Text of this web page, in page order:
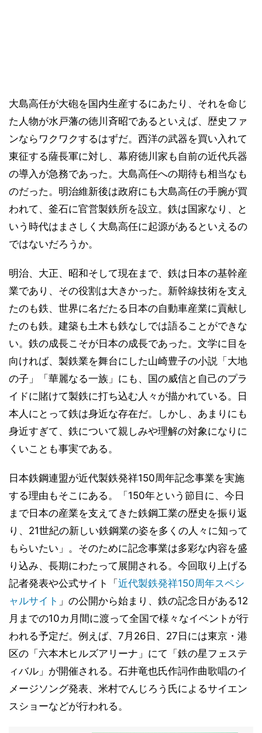
大島高任が大砲を国内生産するにあたり、それを命じ
た人物が水戸藩の徳川斉昭であるといえば、歴史ファ
ンならワクワクするはずだ。西洋の武器を買い入れて
東征する薩長軍に対し、幕府徳川家も自前の近代兵器
の導入が急務であった。大島高任への期待も相当なも
のだった。明治維新後は政府にも大島高任の手腕が買
われて、釜石に官営製鉄所を設立。鉄は国家なり、と
いう時代はまさしく大島高任に起源があるといえるの
ではないだろうか。
明治、大正、昭和そして現在まで、鉄は日本の基幹産
業であり、その役割は大きかった。新幹線技術を支え
たのも鉄、世界に名だたる日本の自動車産業に貢献し
たのも鉄。建築も土木も鉄なしでは語ることができな
い。鉄の成長こそが日本の成長であった。文学に目を
向ければ、製鉄業を舞台にした山崎豊子の小説「大地
の子」「華麗なる一族」にも、国の威信と自己のプラ
イドに賭けて製鉄に打ち込む人々が描かれている。日
本人にとって鉄は身近な存在だ。しかし、あまりにも
身近すぎて、鉄について親しみや理解の対象になりに
くいことも事実である。
日本鉄鋼連盟が近代製鉄発祥150周年記念事業を実施
する理由もそこにある。「150年という節目に、今日
まで日本の産業を支えてきた鉄鋼工業の歴史を振り返
り、21世紀の新しい鉄鋼業の姿を多くの人々に知って
もらいたい」。そのために記念事業は多彩な内容を盛
り込み、長期にわたって展開される。今回取り上げる
記者発表や公式サイト「 近代製鉄発祥150周年スペシ
ャルサイト 」の公開から始まり、鉄の記念日がある12
月までの10カ月間に渡って全国で様々なイベントが行
われる予定だ。例えば、7月26日、27日には東京・港
区の「六本木ヒルズアリーナ」にて「鉄の星フェステ
ィバル」が開催される。石井竜也氏作詞作曲歌唱のイ
メージソング発表、米村でんじろう氏によるサイエン
スショーなどが行われる。